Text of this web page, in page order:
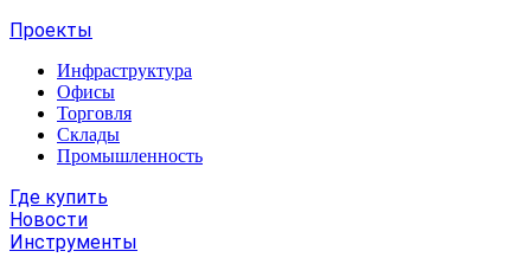
Проекты
Инфраструктура
Офисы
Торговля
Склады
Промышленность
Где купить
Новости
Инструменты